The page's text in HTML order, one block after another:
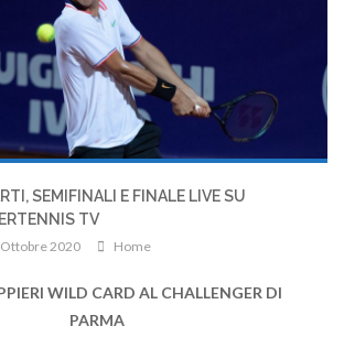
SEMIFINALI E FINALE LIVE SU
TV
2020 Home
WILD CARD AL CHALLENGER DI
PARMA